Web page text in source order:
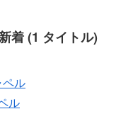
着 (1 タイトル)
ル